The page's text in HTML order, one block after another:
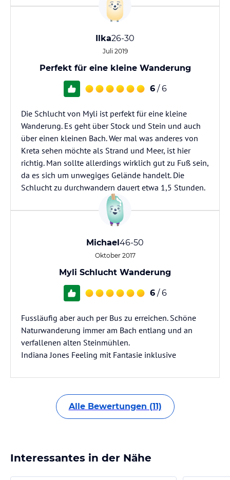
Ilka26-30
Juli 2019
Perfekt für eine kleine Wanderung
6 / 6
Die Schlucht von Myli ist perfekt für eine kleine
Wanderung. Es geht über Stock und Stein und auch
über einen kleinen Bach. Wer mal was anderes von
Kreta sehen möchte als Strand und Meer, ist hier
richtig. Man sollte allerdings wirklich gut zu Fuß sein,
da es sich um unwegiges Gelände handelt. Die
Schlucht zu durchwandern dauert etwa 1,5 Stunden.
Michael46-50
Oktober 2017
Myli Schlucht Wanderung
6 / 6
Fussläufig aber auch per Bus zu erreichen. Schöne
Naturwanderung immer am Bach entlang und an
verfallenen alten Steinmühlen.
Indiana Jones Feeling mit Fantasie inklusive
Alle Bewertungen (11)
Interessantes in der Nähe